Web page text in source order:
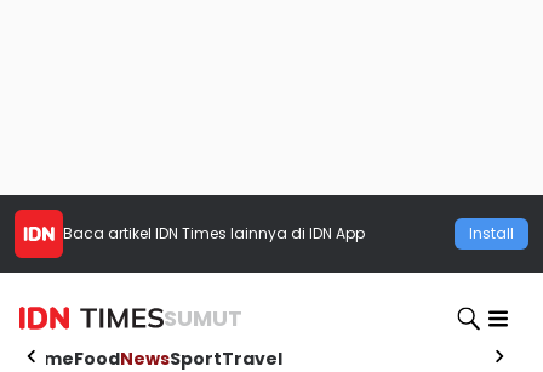
Baca artikel IDN Times lainnya di IDN App Install
SUMUT
HomeFoodNewsSportTravel